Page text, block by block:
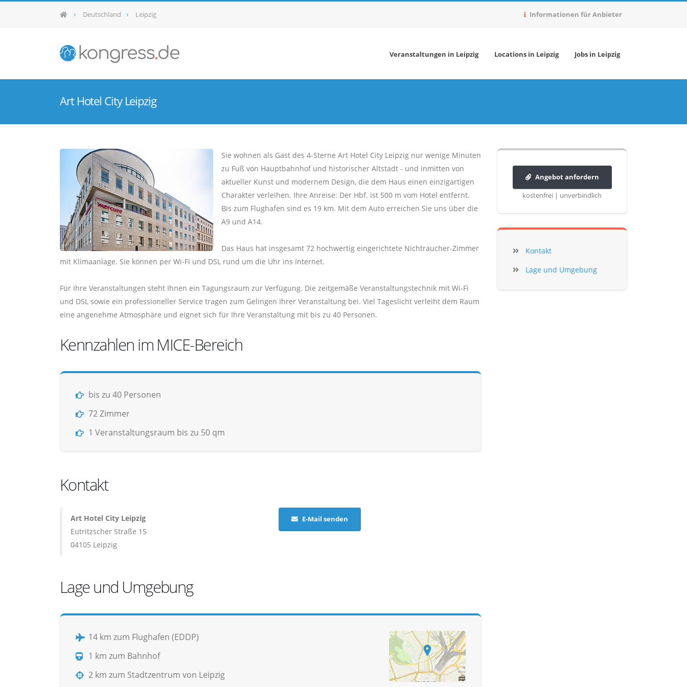
Deutschland Leipzig Informationen für Anbieter
Veranstaltungen in Leipzig Locations in Leipzig Jobs in Leipzig
Art Hotel City Leipzig
Sie wohnen als Gast des 4-Sterne Art Hotel City Leipzig nur wenige Minuten
zu Fuß von Hauptbahnhof und historischer Altstadt - und inmitten von
aktueller Kunst und modernem Design, die dem Haus einen einzigartigen
Charakter verleihen. Ihre Anreise: Der Hbf. ist 500 m vom Hotel entfernt.
Bis zum Flughafen sind es 19 km. Mit dem Auto erreichen Sie uns über die
A9 und A14.
Das Haus hat insgesamt 72 hochwertig eingerichtete Nichtraucher-Zimmer
mit Klimaanlage. Sie können per Wi-Fi und DSL rund um die Uhr ins Internet.
Für Ihre Veranstaltungen steht Ihnen ein Tagungsraum zur Verfügung. Die zeitgemäße Veranstaltungstechnik mit Wi-Fi
und DSL sowie ein professioneller Service tragen zum Gelingen Ihrer Veranstaltung bei. Viel Tageslicht verleiht dem Raum
eine angenehme Atmosphäre und eignet sich für Ihre Veranstaltung mit bis zu 40 Personen.
Kennzahlen im MICE-Bereich
bis zu 40 Personen
72 Zimmer
1 Veranstaltungsraum bis zu 50 qm
Kontakt
Art Hotel City Leipzig
Eutritzscher Straße 15
04105 Leipzig
E-Mail senden
Lage und Umgebung
14 km zum Flughafen (EDDP)
1 km zum Bahnhof
2 km zum Stadtzentrum von Leipzig
Angebot anfordern
kostenfrei | unverbindlich
Kontakt
Lage und Umgebung